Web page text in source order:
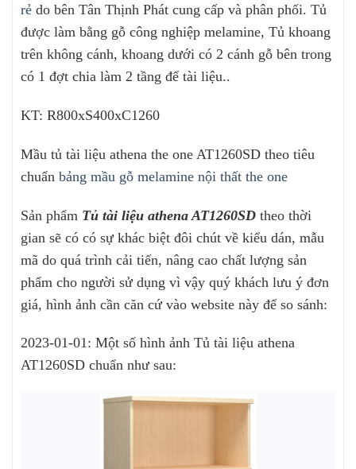
rẻ do bên Tân Thịnh Phát cung cấp và phân phối. Tủ
được làm bằng gỗ công nghiệp melamine, Tủ khoang
trên không cánh, khoang dưới có 2 cánh gỗ bên trong
có 1 đợt chia làm 2 tầng để tài liệu..
KT: R800xS400xC1260
Mầu tủ tài liệu athena the one AT1260SD theo tiêu
chuẩn bảng mầu gỗ melamine nội thất the one
Sản phẩm Tủ tài liệu athena AT1260SD theo thời
gian sẽ có có sự khác biệt đôi chút về kiểu dán, mẫu
mã do quá trình cải tiến, nâng cao chất lượng sản
phẩm cho người sử dụng vì vậy quý khách lưu ý đơn
giá, hình ảnh cần căn cứ vào website này để so sánh:
2023-01-01: Một số hình ảnh Tủ tài liệu athena
AT1260SD chuẩn như sau: